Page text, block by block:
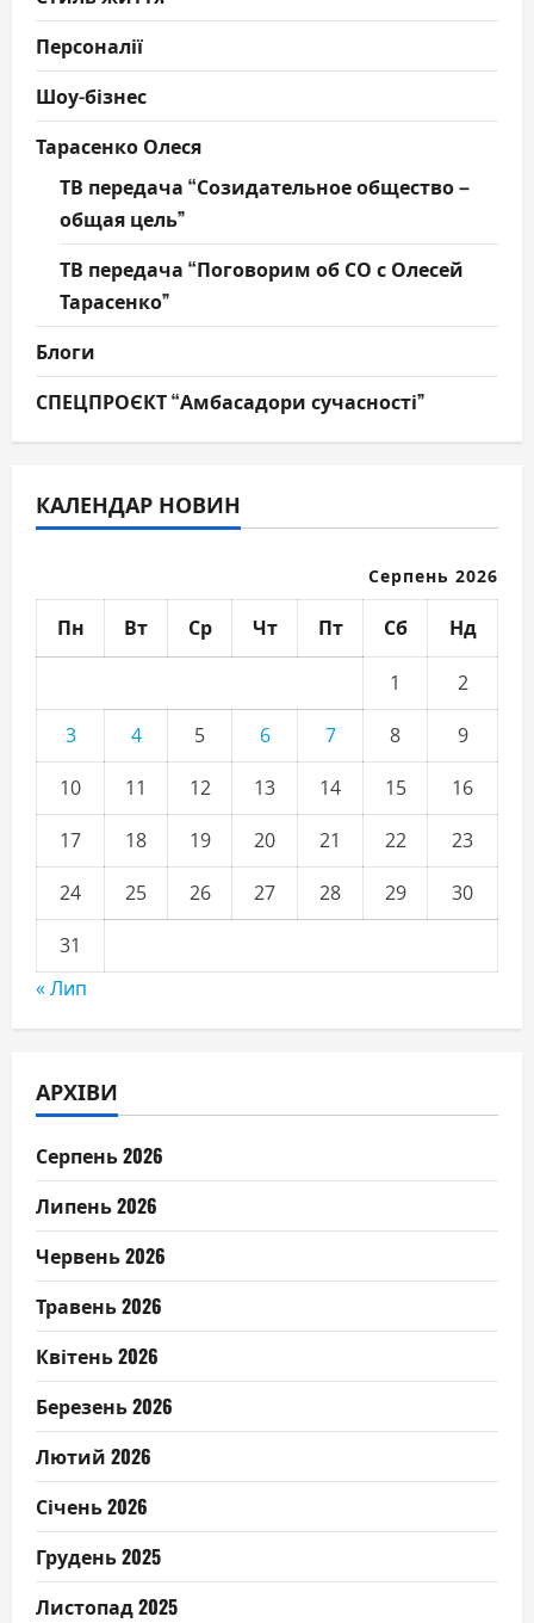
Персоналії
Шоу-бізнес
Тарасенко Олеся
ТВ передача “Созидательное общество –
общая цель”
ТВ передача “Поговорим об СО с Олесей
Тарасенко”
Блоги
СПЕЦПРОЄКТ “Амбасадори сучасності”
КАЛЕНДАР НОВИН
Серпень 2026
Пн Вт Ср Чт Пт Сб Нд
1
2
3
4 5 6 7 8
9
10
11 12 13 14 15
16
17
18 19 20 21 22
23
24
25 26 27 28 29
30
31
« Лип
АРХІВИ
Серпень 2026
Липень 2026
Червень 2026
Травень 2026
Квітень 2026
Березень 2026
Лютий 2026
Січень 2026
Грудень 2025
Листопад 2025